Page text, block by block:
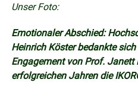
Unser Foto:
Emotionaler Abschied:
Heinrich Köster bedankte
Engagement von Prof. Janett
erfolgreichen Jahren die